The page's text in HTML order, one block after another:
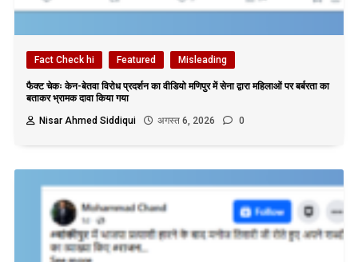
Fact Check hi Featured Misleading
फैक्ट चेकः केन-बेतवा विरोध प्रदर्शन का वीडियो मणिपुर में सेना द्वारा महिलाओं पर बर्बरता का
बताकर भ्रामक दावा किया गया
Nisar Ahmed Siddiqui
अगस्त 6, 2026 0